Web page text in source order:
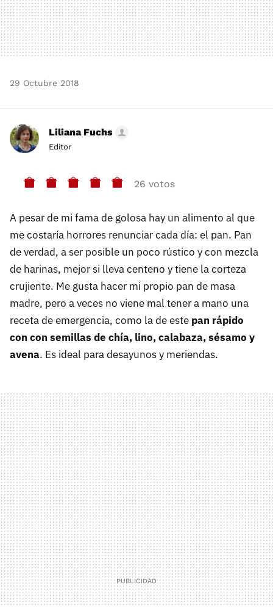
29 Octubre 2018
Liliana Fuchs
Editor
26 votos
A pesar de mi fama de golosa hay un alimento al que
me costaría horrores renunciar cada día: el pan. Pan
de verdad, a ser posible un poco rústico y con mezcla
de harinas, mejor si lleva centeno y tiene la corteza
crujiente. Me gusta hacer mi propio pan de masa
madre, pero a veces no viene mal tener a mano una
receta de emergencia, como la de este pan rápido
con con semillas de chía, lino, calabaza, sésamo y
avena. Es ideal para desayunos y meriendas.